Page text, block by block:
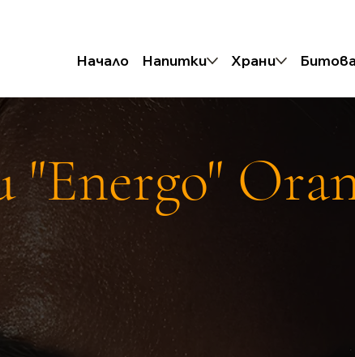
Начало Напитки Храни